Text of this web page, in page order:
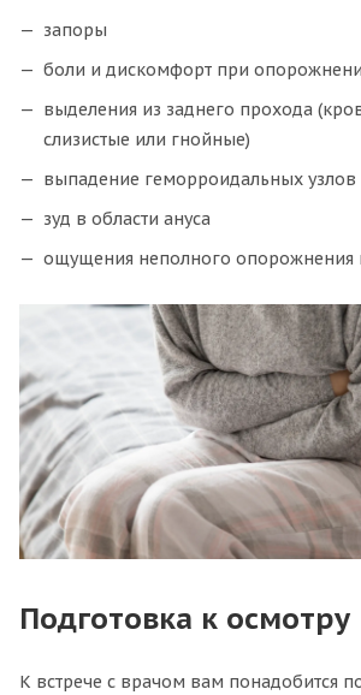
запоры
боли и дискомфорт при
выделения из заднего прохода
слизистые или гнойные)
выпадение геморроидальных узлов
зуд в области ануса
ощущения неполного опорожнения
Подготовка к осмотру
К встрече с врачом вам понадобится